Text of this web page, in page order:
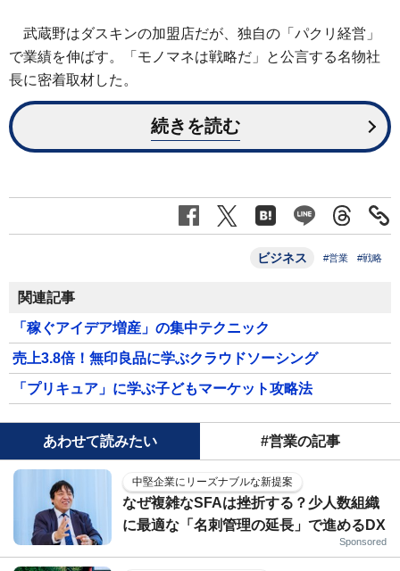
武蔵野はダスキンの加盟店だが、独自の「パクリ経営」
で業績を伸ばす。「モノマネは戦略だ」と公言する名物社
長に密着取材した。
続きを読む
ビジネス #営業 #戦略
関連記事
「稼ぐアイデア増産」の集中テクニック
売上3.8倍！無印良品に学ぶクラウドソーシング
「プリキュア」に学ぶ子どもマーケット攻略法
あわせて読みたい #営業の記事
中堅企業にリーズナブルな新提案
なぜ複雑なSFAは挫折する？少人数組織
に最適な「名刺管理の延長」で進めるDX
Sponsored